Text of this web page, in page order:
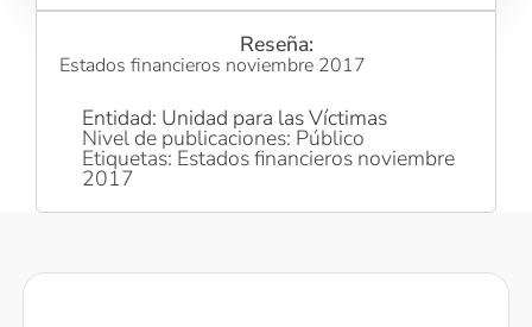
Reseña:
Estados financieros noviembre 2017
Entidad: Unidad para las Víctimas
Nivel de publicaciones: Público
Etiquetas: Estados financieros noviembre
2017